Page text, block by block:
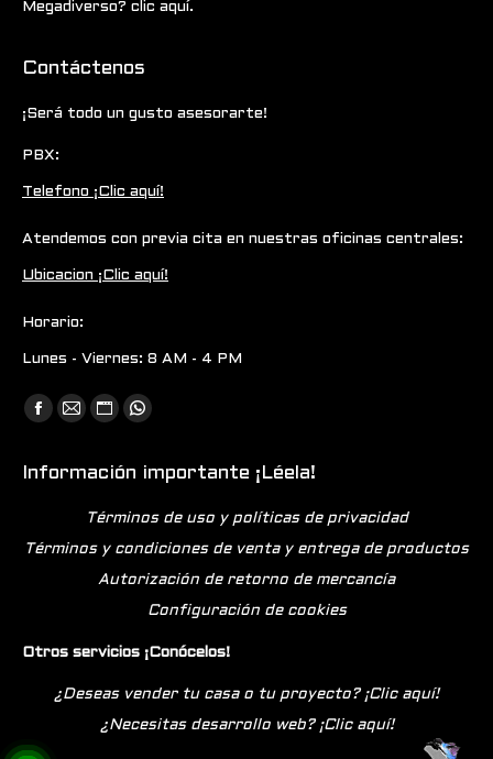
Megadiverso? clic aquí.
Contáctenos
¡Será todo un gusto asesorarte!
PBX:
Telefono ¡Clic aquí!
Atendemos con previa cita en nuestras oficinas centrales:
Ubicacion ¡Clic aquí!
Horario:
Lunes - Viernes: 8 AM - 4 PM
Encuéntranos en:
Facebook
opens
Mail
opens
Sitio
page
Whatsapp
opens
Información importante ¡Léela!
Términos de uso y políticas de privacidad
Términos y condiciones de venta y entrega de productos
Autorización de retorno de mercancía
Configuración de cookies
Otros servicios ¡Conócelos!
¿Deseas vender tu casa o tu proyecto? ¡Clic aquí!
¿Necesitas desarrollo web? ¡Clic aquí!